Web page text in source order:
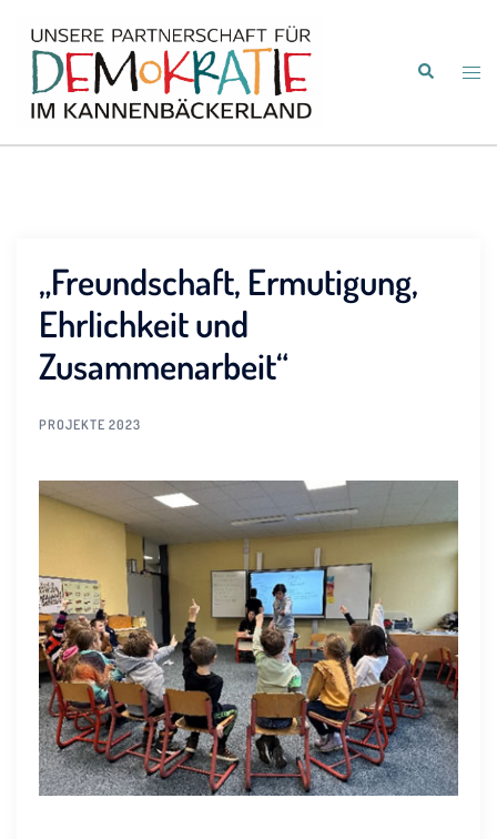
Inhalt
springen
Suche
„Freundschaft, Ermutigung,
Ehrlichkeit und
Zusammenarbeit“
PROJEKTE 2023